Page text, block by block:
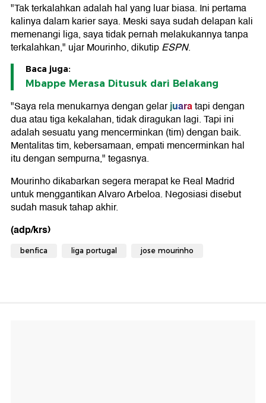
"Tak terkalahkan adalah hal yang luar biasa. Ini pertama
kalinya dalam karier saya. Meski saya sudah delapan kali
memenangi liga, saya tidak pernah melakukannya tanpa
terkalahkan," ujar Mourinho, dikutipESPN.
Baca juga:
Mbappe Merasa Ditusuk dari Belakang
"Saya rela menukarnya dengan gelarjuaratapi dengan
dua atau tiga kekalahan, tidak diragukan lagi. Tapi ini
adalah sesuatu yang mencerminkan (tim) dengan baik.
Mentalitas tim, kebersamaan, empati mencerminkan hal
itu dengan sempurna," tegasnya.
Mourinho dikabarkan segera merapat ke Real Madrid
untuk menggantikan Alvaro Arbeloa. Negosiasi disebut
sudah masuk tahap akhir.
(adp/krs)
benfica liga portugal jose mourinho